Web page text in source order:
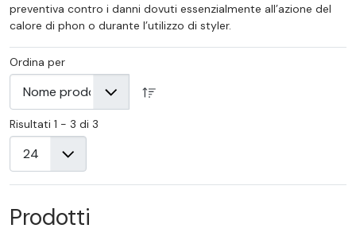
preventiva contro i danni dovuti essenzialmente all’azione del
calore di phon o durante l’utilizzo di styler.
Ordina per
Risultati 1 - 3 di 3
Prodotti